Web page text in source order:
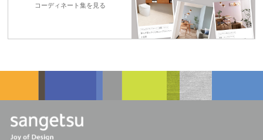
コーディネート集を見る